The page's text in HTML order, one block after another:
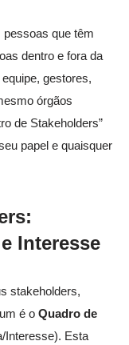
que têm
dentro e fora da
gestores,
órgãos
de Stakeholders”
papel e quaisquer
Interesse
stakeholders,
é o Quadro de
Interesse). Esta